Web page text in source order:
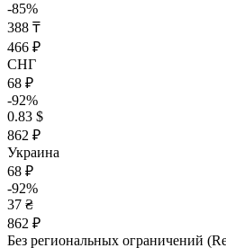
-85%
388 ₸
466 ₽
СНГ
68 ₽
-92%
0.83 $
862 ₽
Украина
68 ₽
-92%
37 ₴
862 ₽
Без региональных ограничений